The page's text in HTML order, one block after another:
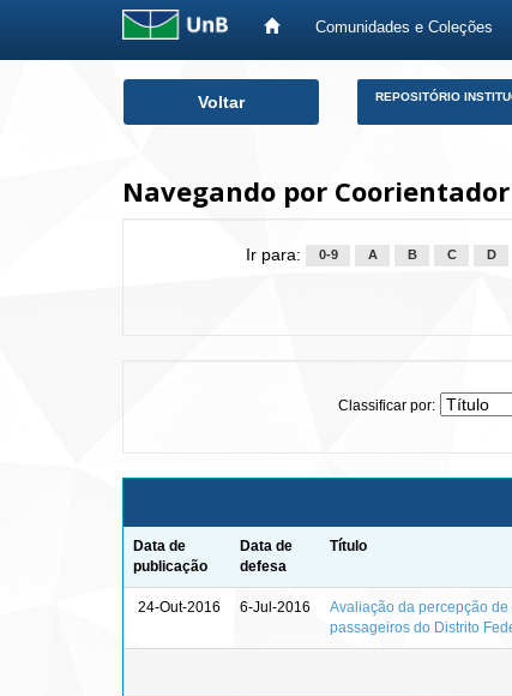
Comunidades e Coleções
Voltar REPOSITÓRIO
Navegando por
Ir para: 0-9 A B C D
Classificar por:
Data de
publicação
Data de
defesa
Título
24-Out-2016 6-Jul-2016
Avaliação da percepção
passageiros do Distrito